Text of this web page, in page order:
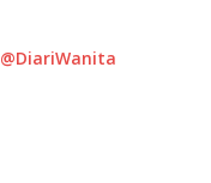
@DiariWanita